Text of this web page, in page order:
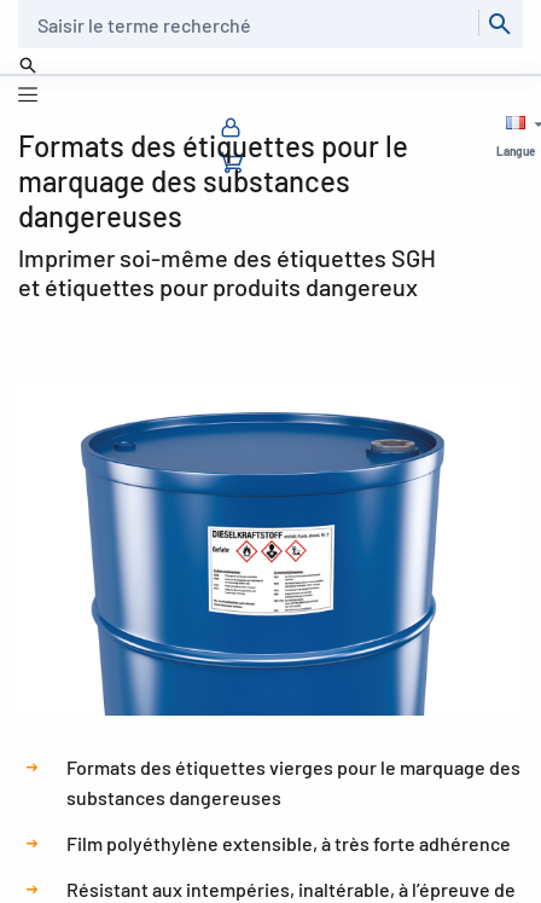
Langue
Formats des étiquettes pour le
marquage des substances
dangereuses
Imprimer soi-même des étiquettes SGH
et étiquettes pour produits dangereux
Formats des étiquettes vierges pour le marquage des
substances dangereuses
Film polyéthylène extensible, à très forte adhérence
Résistant aux intempéries, inaltérable, à l’épreuve de